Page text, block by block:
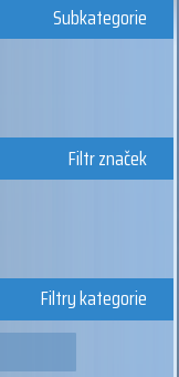
Subkategorie
Filtr značek
Filtry kategorie